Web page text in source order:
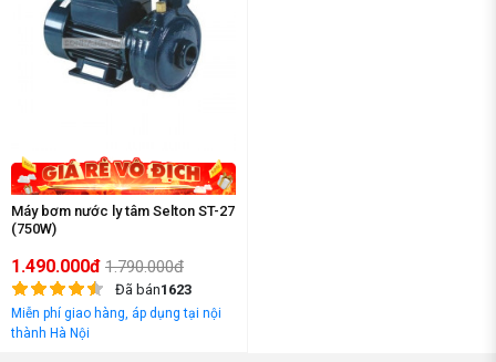
Máy bơm nước ly tâm Selton ST-27
(750W)
1.490.000đ 1.790.000đ
Đã bán1623
Miễn phí giao hàng, áp dụng tại nội
thành Hà Nội